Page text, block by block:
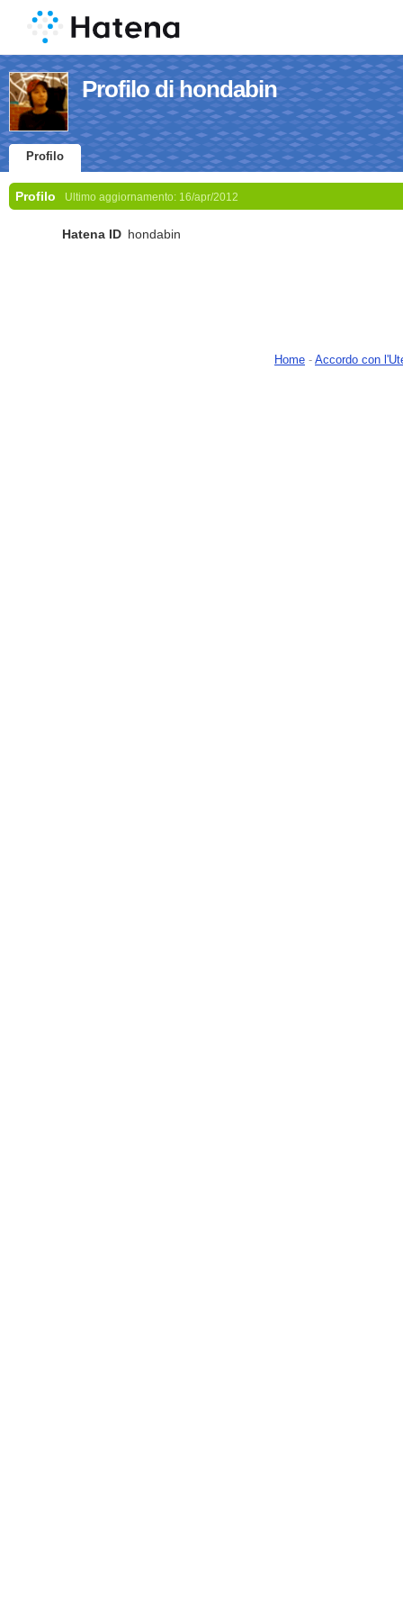
Profilo di hondabin
Profilo
Profilo Ultimo aggiornamento: 16/apr/2012
Hatena ID hondabin
Home - Accordo con